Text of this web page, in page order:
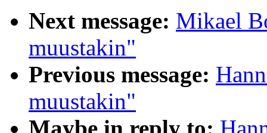
Next message: Mikael
muustakin"
Previous message:
muustakin"